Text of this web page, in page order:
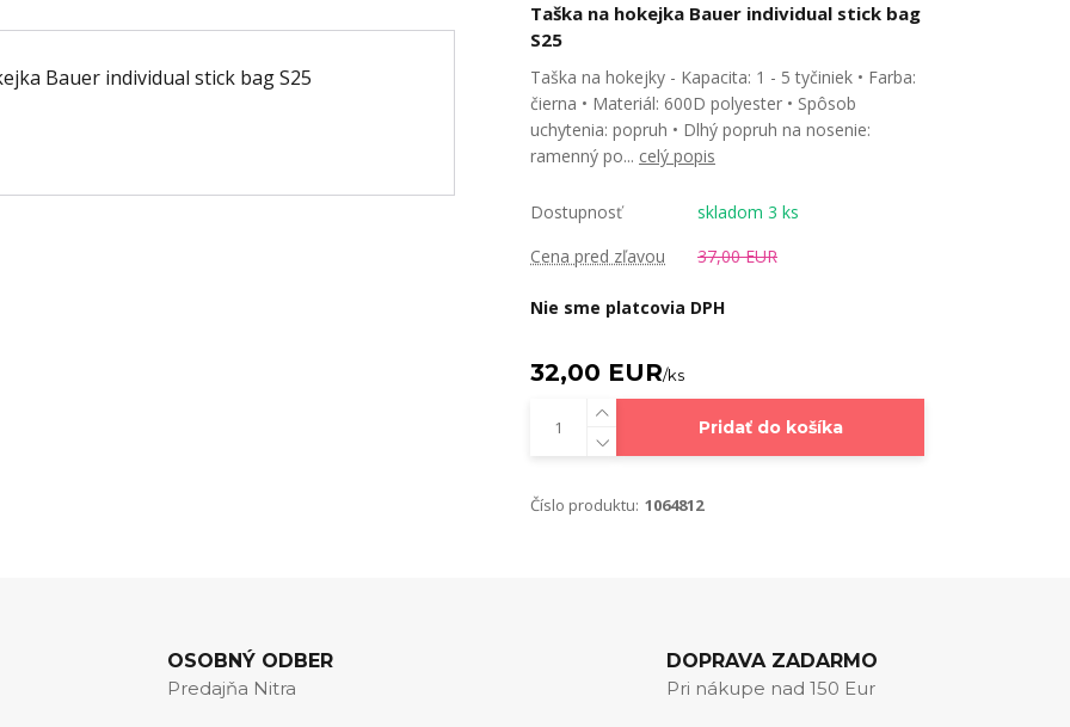
Taška na hokejka Bauer individual stick bag
S25
Taška na hokejky - Kapacita: 1 - 5 tyčiniek • Farba:
čierna • Materiál: 600D polyester • Spôsob
uchytenia: popruh • Dlhý popruh na nosenie:
ramenný po... celý popis
Dostupnosť
skladom 3 ks
Cena pred zľavou
37,00 EUR
Nie sme platcovia DPH
32,00 EUR/ks
Pridať do košíka
Číslo produktu: 1064812
OSOBNÝ ODBER
Predajňa Nitra
DOPRAVA ZADARMO
Pri nákupe nad 150 Eur